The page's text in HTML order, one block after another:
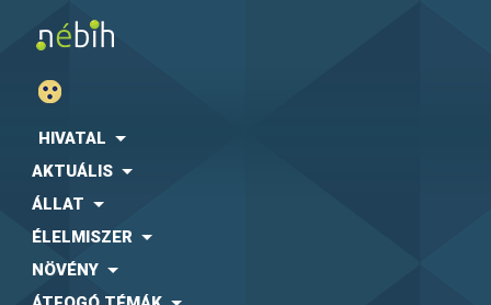
HIVATAL
AKTUÁLIS
ÁLLAT
ÉLELMISZER
NÖVÉNY